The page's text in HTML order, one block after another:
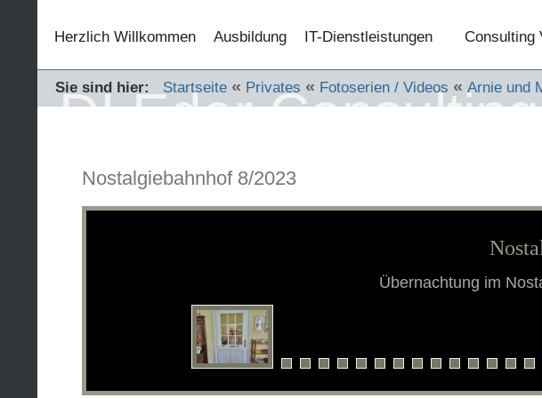
DI Eder Consulting
Sie sind hier: Startseite « Privates « Fotoserien / Videos « Arnie und
Nostalgiebahnhof 8/2023
Übernachtung im
Herzlich Willkommen Ausbildung IT-Dienstleistungen Consulting